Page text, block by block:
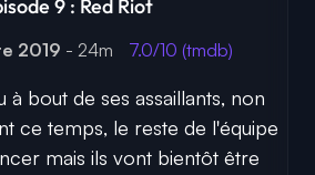
9 : Red Riot
2019 - 24m 7.0/10 (tmdb)
à bout de ses assaillants, non
ce temps, le reste de l'équipe
mais ils vont bientôt être